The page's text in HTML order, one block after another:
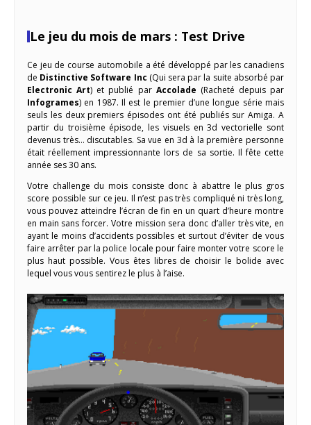
Le jeu du mois de mars : Test Drive
Ce jeu de course automobile a été développé par les canadiens
de Distinctive Software Inc (Qui sera par la suite absorbé par
Electronic Art) et publié par Accolade (Racheté depuis par
Infogrames) en 1987. Il est le premier d’une longue série mais
seuls les deux premiers épisodes ont été publiés sur Amiga. A
partir du troisième épisode, les visuels en 3d vectorielle sont
devenus très… discutables. Sa vue en 3d à la première personne
était réellement impressionnante lors de sa sortie. Il fête cette
année ses 30 ans.
Votre challenge du mois consiste donc à abattre le plus gros
score possible sur ce jeu. Il n’est pas très compliqué ni très long,
vous pouvez atteindre l’écran de fin en un quart d’heure montre
en main sans forcer. Votre mission sera donc d’aller très vite, en
ayant le moins d’accidents possibles et surtout d’éviter de vous
faire arrêter par la police locale pour faire monter votre score le
plus haut possible. Vous êtes libres de choisir le bolide avec
lequel vous vous sentirez le plus à l’aise.